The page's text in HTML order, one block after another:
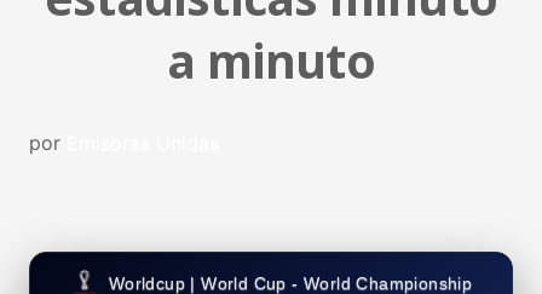
a minuto
por
Worldcup | World Cup - World Championship